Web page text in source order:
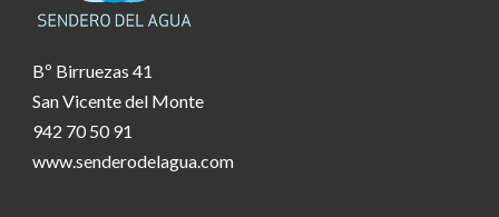
Bº Birruezas 41
San Vicente del Monte
942 70 50 91
www.senderodelagua.com